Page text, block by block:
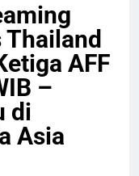
AFF
–
di
Asia